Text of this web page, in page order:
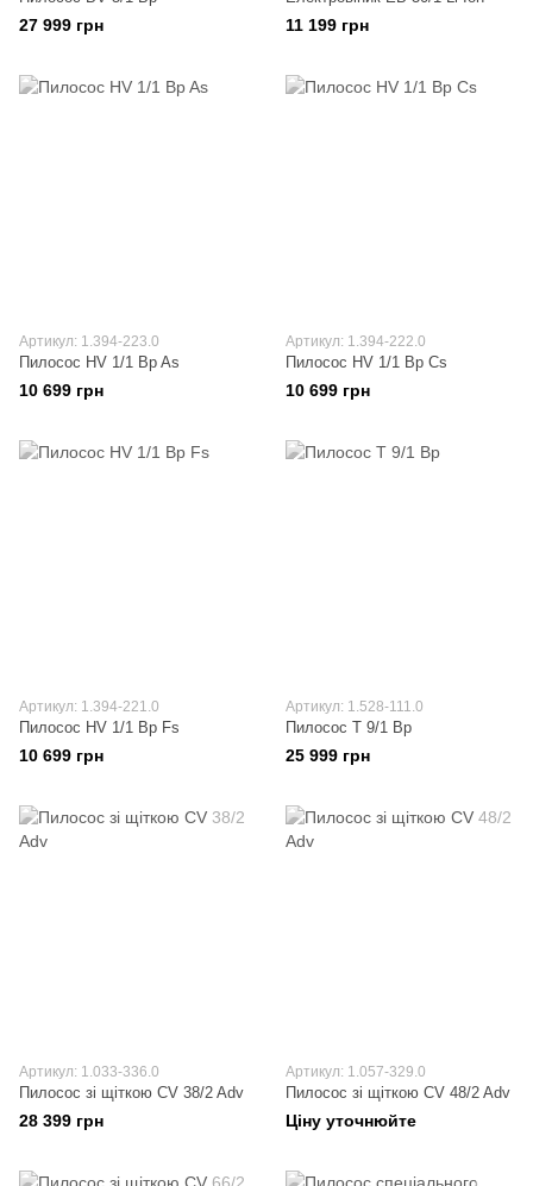
27 999 грн 11 199 грн
Артикул: 1.394-223.0
Пилосос HV 1/1 Bp As
10 699 грн
Артикул: 1.394-222.0
Пилосос HV 1/1 Bp Cs
10 699 грн
Артикул: 1.394-221.0
Пилосос HV 1/1 Bp Fs
10 699 грн
Артикул: 1.528-111.0
Пилосос T 9/1 Bp
25 999 грн
Артикул: 1.033-336.0
Пилосос зі щіткою CV 38/2 Adv
28 399 грн
Артикул: 1.057-329.0
Пилосос зі щіткою CV 48/2 Adv
Ціну уточнюйте